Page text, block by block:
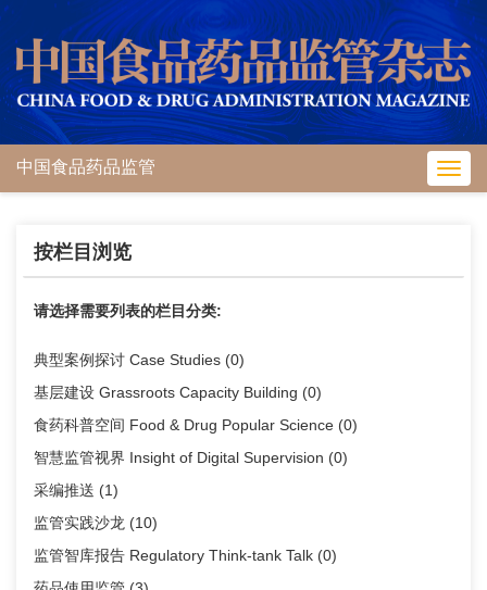
中国食品药品监管
按栏目浏览
请选择需要列表的栏目分类:
典型案例探讨 Case Studies (0)
基层建设 Grassroots Capacity Building (0)
食药科普空间 Food & Drug Popular Science (0)
智慧监管视界 Insight of Digital Supervision (0)
采编推送 (1)
监管实践沙龙 (10)
监管智库报告 Regulatory Think-tank Talk (0)